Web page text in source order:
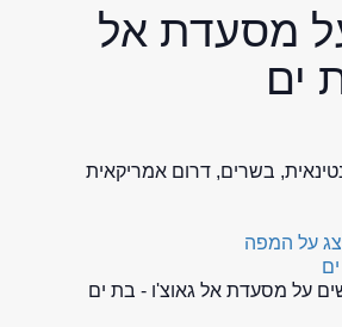
מסעדת אל
ים
על המפה
על מסעדת אל גאוצ'ו - בת ים